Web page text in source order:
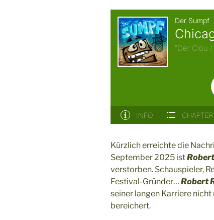
Kürzlich erreichte die
September 2025 ist
verstorben. Schauspieler,
Festival-Gründer… Robert
seiner langen Karriere
bereichert.